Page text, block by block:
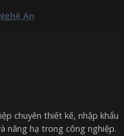
An
chuyên thiết kế, nhập khẩu
nâng hạ trong công nghiệp.